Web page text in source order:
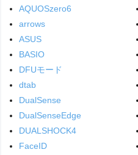
AQUOSzero6
arrows
ASUS
BASIO
DFUモード
dtab
DualSense
DualSenseEdge
DUALSHOCK4
FaceID